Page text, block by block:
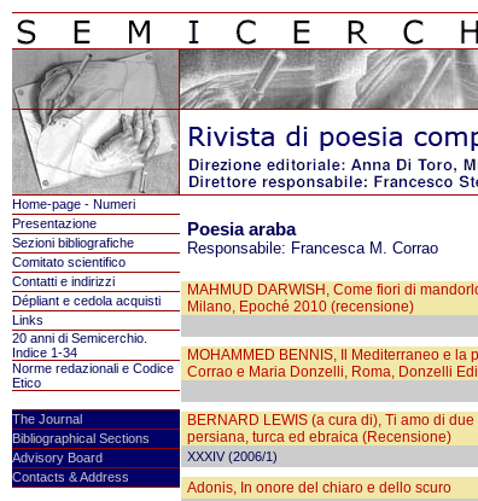
Home-page - Numeri
Presentazione
Sezioni bibliografiche
Comitato scientifico
Contatti e indirizzi
Dépliant e cedola acquisti
Links
20 anni di Semicerchio.
Indice 1-34
Norme redazionali e Codice
Etico
The Journal
Bibliographical Sections
Advisory Board
Contacts & Address
Poesia araba
Responsabile: Francesca M. Corrao
MAHMUD DARWISH, Come fiori di
Milano, Epoché 2010 (recensione)
MOHAMMED BENNIS, Il Mediterraneo e
Corrao e Maria Donzelli, Roma, Donzelli
BERNARD LEWIS (a cura di), Ti amo di
persiana, turca ed ebraica (Recensione)
XXXIV (2006/1)
Adonis, In onore del chiaro e dello scuro